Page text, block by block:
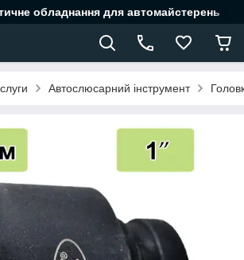
обладнання для автомайстерень
Автослюсарний інструмент